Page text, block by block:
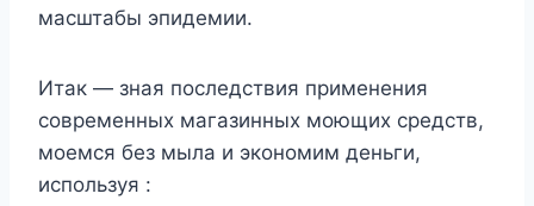
масштабы эпидемии.
Итак — зная последствия применения
современных магазинных моющих средств,
моемся без мыла и экономим деньги,
используя :